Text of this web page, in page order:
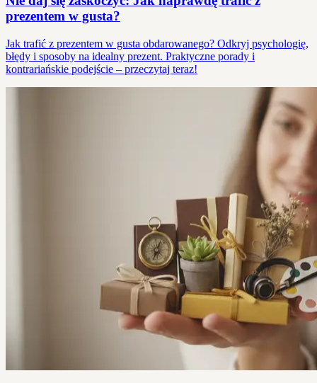
prezentem w gusta?
Jak trafić z prezentem w gusta obdarowanego? Odkryj psychologię,
błędy i sposoby na idealny prezent. Praktyczne porady i
kontrariańskie podejście – przeczytaj teraz!